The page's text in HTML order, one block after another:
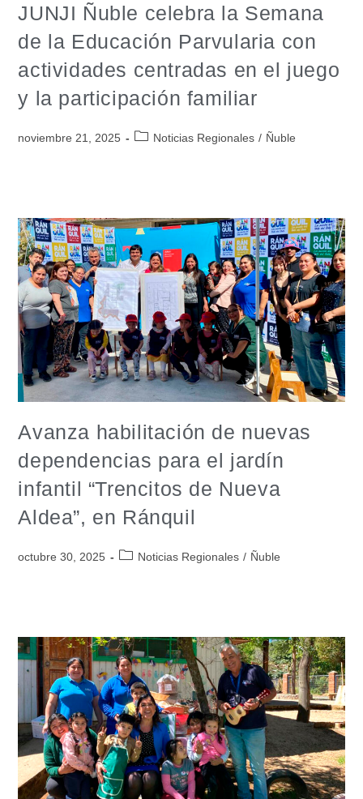
JUNJI Ñuble celebra la Semana
de la Educación Parvularia con
actividades centradas en el juego
y la participación familiar
noviembre 21, 2025 Noticias Regionales / Ñuble
Avanza habilitación de nuevas
dependencias para el jardín
infantil “Trencitos de Nueva
Aldea”, en Ránquil
octubre 30, 2025 Noticias Regionales / Ñuble